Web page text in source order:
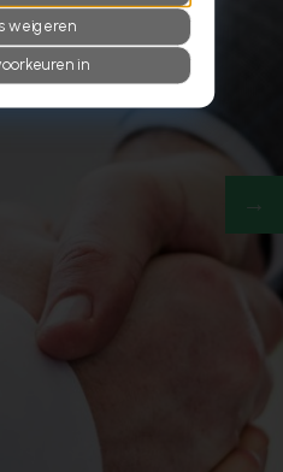
weigeren
in